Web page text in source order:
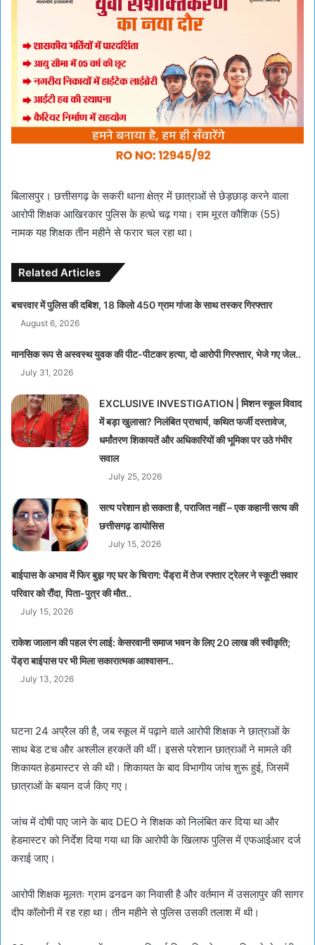
बिलासपुर। छत्तीसगढ़ के सकरी थाना क्षेत्र में छात्राओं से छेड़छाड़ करने वाला
आरोपी शिक्षक आखिरकार पुलिस के हत्थे चढ़ गया। राम मूरत कौशिक (55)
नामक यह शिक्षक तीन महीने से फरार चल रहा था।
Related Articles
बचरवार में पुलिस की दबिश, 18 किलो 450 ग्राम गांजा के साथ तस्कर गिरफ्तार
August 6, 2026
मानसिक रूप से अस्वस्थ युवक की पीट-पीटकर हत्या, दो आरोपी गिरफ्तार, भेजे गए जेल..
July 31, 2026
EXCLUSIVE INVESTIGATION | मिशन स्कूल विवाद
में बड़ा खुलासा? निलंबित प्राचार्य, कथित फर्जी दस्तावेज,
धर्मांतरण शिकायतें और अधिकारियों की भूमिका पर उठे गंभीर
सवाल
July 25, 2026
सत्य परेशान हो सकता है, पराजित नहीं – एक कहानी सत्य की
छत्तीसगढ़ डायोसिस
July 15, 2026
बाईपास के अभाव में फिर बुझ गए घर के चिराग: पेंड्रा में तेज रफ्तार ट्रेलर ने स्कूटी सवार
परिवार को रौंदा, पिता-पुत्र की मौत..
July 15, 2026
राकेश जालान की पहल रंग लाई: केसरवानी समाज भवन के लिए 20 लाख की स्वीकृति;
पेंड्रा बाईपास पर भी मिला सकारात्मक आश्वासन..
July 13, 2026
घटना 24 अप्रैल की है, जब स्कूल में पढ़ाने वाले आरोपी शिक्षक ने छात्राओं के
साथ बेड टच और अश्लील हरकतें की थीं। इससे परेशान छात्राओं ने मामले की
शिकायत हेडमास्टर से की थी। शिकायत के बाद विभागीय जांच शुरू हुई, जिसमें
छात्राओं के बयान दर्ज किए गए।
जांच में दोषी पाए जाने के बाद DEO ने शिक्षक को निलंबित कर दिया था और
हेडमास्टर को निर्देश दिया गया था कि आरोपी के खिलाफ पुलिस में एफआईआर दर्ज
कराई जाए।
आरोपी शिक्षक मूलतः ग्राम ढनढन का निवासी है और वर्तमान में उसलापुर की सागर
दीप कॉलोनी में रह रहा था। तीन महीने से पुलिस उसकी तलाश में थी।